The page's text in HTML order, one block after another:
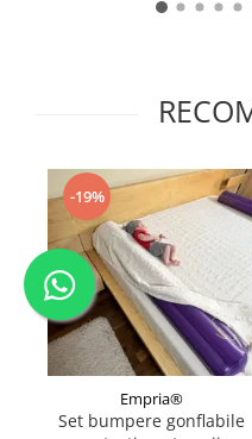
-19%
Empria®
Set bumpere gonflabile